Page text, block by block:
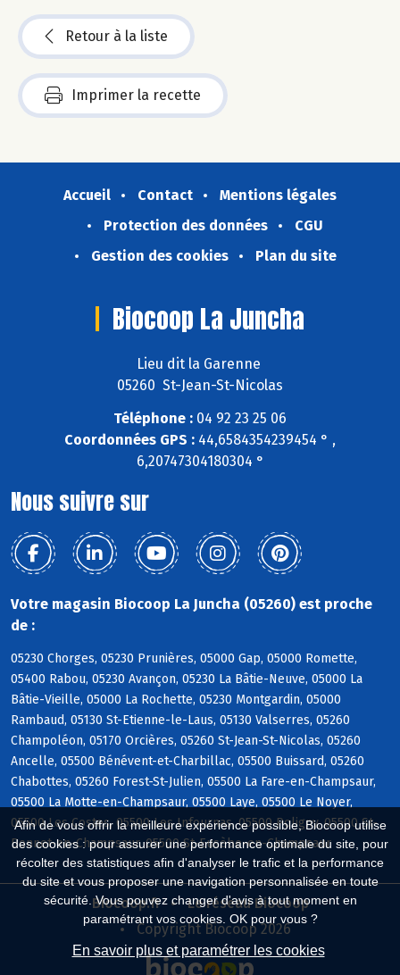
Afin de vous offrir la meilleure expérience possible, Biocoop utilise
des cookies : pour assurer une performance optimale du site, pour
récolter des statistiques afin d'analyser le trafic et la performance
du site et vous proposer une navigation personnalisée en toute
sécurité. Vous pouvez changer d'avis à tout moment en
paramétrant vos cookies. OK pour vous ?
En savoir plus et paramétrer les cookies
Retour à la liste
Imprimer la recette
Accueil Contact
Mentions légales
Protection des données
CGU
Gestion des cookies
Plan du site
Biocoop La Juncha
Lieu dit la Garenne
05260 St-Jean-St-Nicolas
Téléphone : 04 92 23 25 06
Coordonnées GPS : 44,6584354239454 ° ,
6,20747304180304 °
Nous suivre sur
Votre magasin Biocoop La Juncha (05260) est proche
de :
05230 Chorges, 05230 Prunières, 05000 Gap, 05000 Romette,
05400 Rabou, 05230 Avançon, 05230 La Bâtie-Neuve, 05000 La
Bâtie-Vieille, 05000 La Rochette, 05230 Montgardin, 05000
Rambaud, 05130 St-Etienne-le-Laus, 05130 Valserres, 05260
Champoléon, 05170 Orcières, 05260 St-Jean-St-Nicolas, 05260
Ancelle, 05500 Bénévent-et-Charbillac, 05500 Buissard, 05260
Chabottes, 05260 Forest-St-Julien, 05500 La Fare-en-Champsaur,
05500 La Motte-en-Champsaur, 05500 Laye, 05500 Le Noyer,
05500 Les Costes, 05500 Les Infournas, 05500 Poligny, 05500 St-
Bonnet-en-Champsaur, 05500 St-Eusèbe-en-Champsaur
Biocoop.fr
Le réseau Biocoop
Copyright Biocoop 2026